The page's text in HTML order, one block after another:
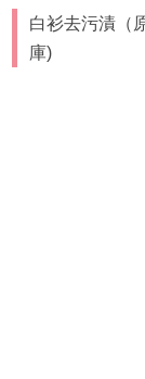
白衫去污漬（
庫)